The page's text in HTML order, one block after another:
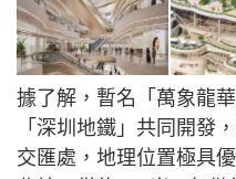
據了解，暫名「萬象龍
「深圳地鐵」共同開發
交匯處，地理位置極具